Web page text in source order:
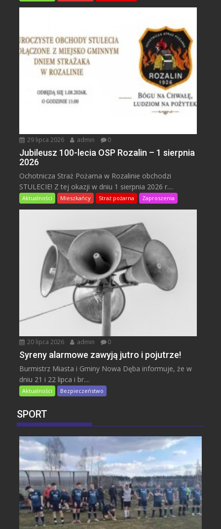
29 lipca 2026 admin 0
Jubileusz 100-lecia OSP Rozalin – 1 sierpnia
2026
Ochotnicza Straż Pożarna w Rozalinie obchodzi
STULECIE! Z tej okazji w dniu 1 sierpnia 2026 r....
Aktualności Mieszkańcy Straż pożarna Zaproszenia
20 lipca 2026 admin 0
Syreny alarmowe zawyją jutro i pojutrze!
Burmistrz Miasta i Gminy Nowa Dęba informuje, że w
dniu 21 i 22 lipca i br....
Aktualności Bezpieczeństwo
SPORT